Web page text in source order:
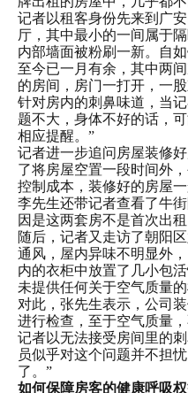
记者以租客身份先来到广
厅，其中最小的一间属于
内部墙面被粉刷一新。自
至今已一月有余，其中两
的房间，房门一打开，一
针对房内的刺鼻味道，当
题不大，身体不好的话，
相应提醒。”
记者进一步追问房屋装修
了将房屋空置一段时间外
控制成本，装修好的房屋
李先生还带记者查看了牛
因是这两套房不是首次出
随后，记者又走访了朝阳
通风，屋内异味不明显外
内的衣柜中放置了几小包
未提供任何关于空气质量的
对此，张先生表示，公司
进行检查，至于空气质量
记者以无法接受房间里的
员似乎对这个问题并不担
了。”
如何保障房客的健康呼吸